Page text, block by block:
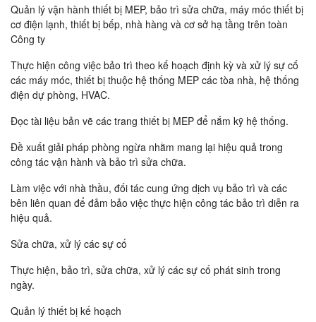
Quản lý vận hành thiết bị MEP, bảo trì sửa chữa, máy móc thiết bị
cơ điện lạnh, thiết bị bếp, nhà hàng và cơ sở hạ tầng trên toàn
Công ty
Thực hiện công việc bảo trì theo kế hoạch định kỳ và xử lý sự cố
các máy móc, thiết bị thuộc hệ thống MEP các tòa nhà, hệ thống
điện dự phòng, HVAC.
Đọc tài liệu bản vẽ các trang thiết bị MEP để nắm kỹ hệ thống.
Đề xuất giải pháp phòng ngừa nhằm mang lại hiệu quả trong
công tác vận hành và bảo trì sửa chữa.
Làm việc với nhà thầu, đối tác cung ứng dịch vụ bảo trì và các
bên liên quan để đảm bảo việc thực hiện công tác bảo trì diễn ra
hiệu quả.
Sửa chữa, xử lý các sự cố
Thực hiện, bảo trì, sửa chữa, xử lý các sự cố phát sinh trong
ngày.
Quản lý thiết bị kế hoạch